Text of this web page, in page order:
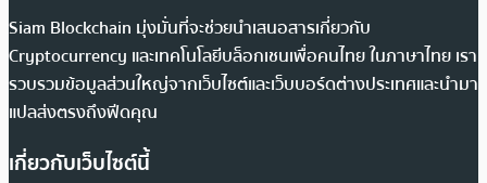
Siam Blockchain มุ่งมั่นที่จะช่วยนำเสนอสารเกี่ยวกับ
Cryptocurrency และเทคโนโลยีบล็อกเชนเพื่อคนไทย ในภาษาไทย เรา
รวบรวมข้อมูลส่วนใหญ่จากเว็บไซต์และเว็บบอร์ดต่างประเทศและนำมา
แปลส่งตรงถึงฟีดคุณ
เกี่ยวกับเว็บไซต์นี้